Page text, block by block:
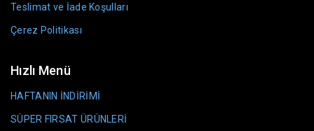
Teslimat ve İade Koşulları
Çerez Politikası
Hızlı Menü
HAFTANIN İNDİRİMİ
SÜPER FIRSAT ÜRÜNLERİ